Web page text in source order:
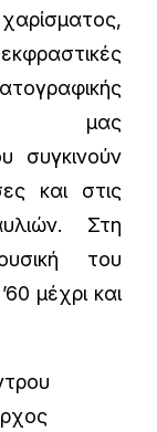
μας
συγκινούν
και στις
Στη
του
μέχρι και